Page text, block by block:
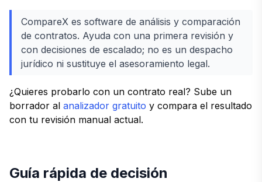
CompareX es software de análisis y comparación
de contratos. Ayuda con una primera revisión y
con decisiones de escalado; no es un despacho
jurídico ni sustituye el asesoramiento legal.
¿Quieres probarlo con un contrato real? Sube un
borrador al analizador gratuito y compara el resultado
con tu revisión manual actual.
Guía rápida de decisión